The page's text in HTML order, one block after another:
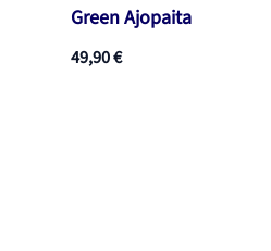
Green Ajopaita
49,90€